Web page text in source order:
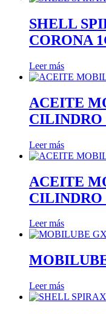
SHELL
CORONA
Leer más
ACEITE
CILINDRO
Leer más
ACEITE
CILINDRO
Leer más
Leer más